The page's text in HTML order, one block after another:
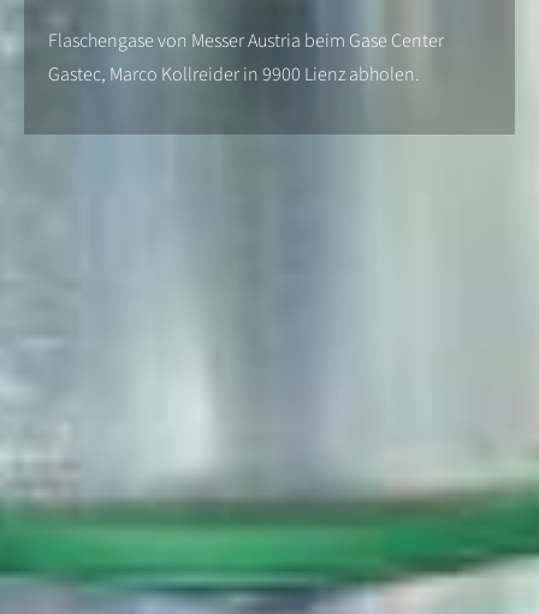
Flaschengase von Messer Austria beim Gase Center
Gastec, Marco Kollreider in 9900 Lienz abholen.